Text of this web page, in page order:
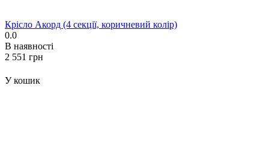
Крісло Акорд (4 секції, коричневий колір)
0.0
В наявності
‍2 551‍ грн
У кошик